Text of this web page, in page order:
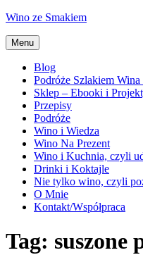
Przejdź
treści
Wino ze Smakiem
Menu
Blog
Podróże Szlakiem
Sklep – Ebooki i
Przepisy
Podróże
Wino i Wiedza
Wino Na Prezent
Wino i Kuchnia, czyli
Drinki i Koktajle
Nie tylko wino, czyli
O Mnie
Kontakt/Współpraca
Tag: suszone